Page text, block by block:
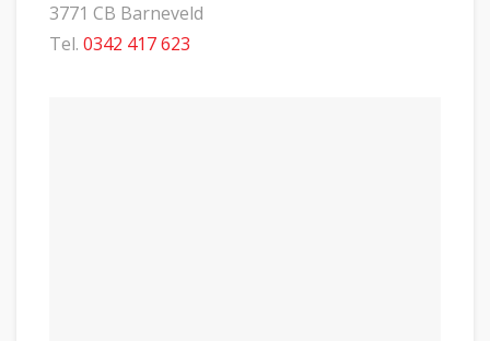
3771 CB Barneveld
Tel. 0342 417 623